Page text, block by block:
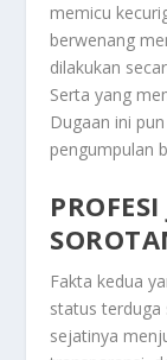
memicu
berwenang
dilakukan
Serta yang
Dugaan ini
pengumpulan
Fakta kedua
status terduga
sejatinya